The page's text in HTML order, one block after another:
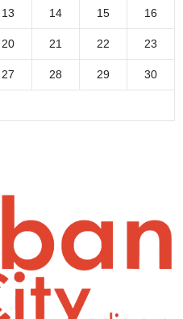
13 14 15 16
20 21 22 23
27 28 29 30